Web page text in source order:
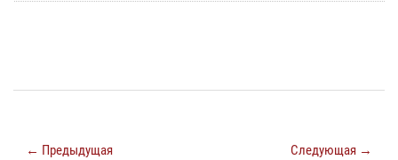
← Предыдущая Следующая →